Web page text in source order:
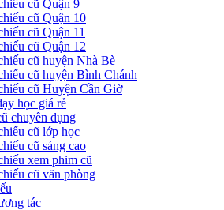
cũ Quận 9
cũ Quận 10
cũ Quận 11
cũ Quận 12
cũ huyện Nhà Bè
cũ huyện Bình Chánh
cũ Huyện Cần Giờ
học giá rẻ
chuyên dụng
cũ lớp học
cũ sáng cao
xem phim cũ
cũ văn phòng
tác